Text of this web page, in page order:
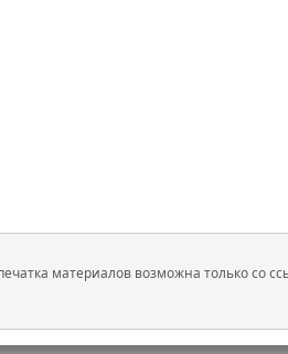
материалов возможна только со